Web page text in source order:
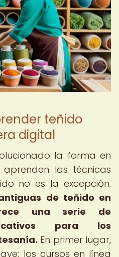
teñido
digital
la forma en
las técnicas
no es la excepción.
de teñido en
una serie de
para los
En primer lugar,
los cursos en línea